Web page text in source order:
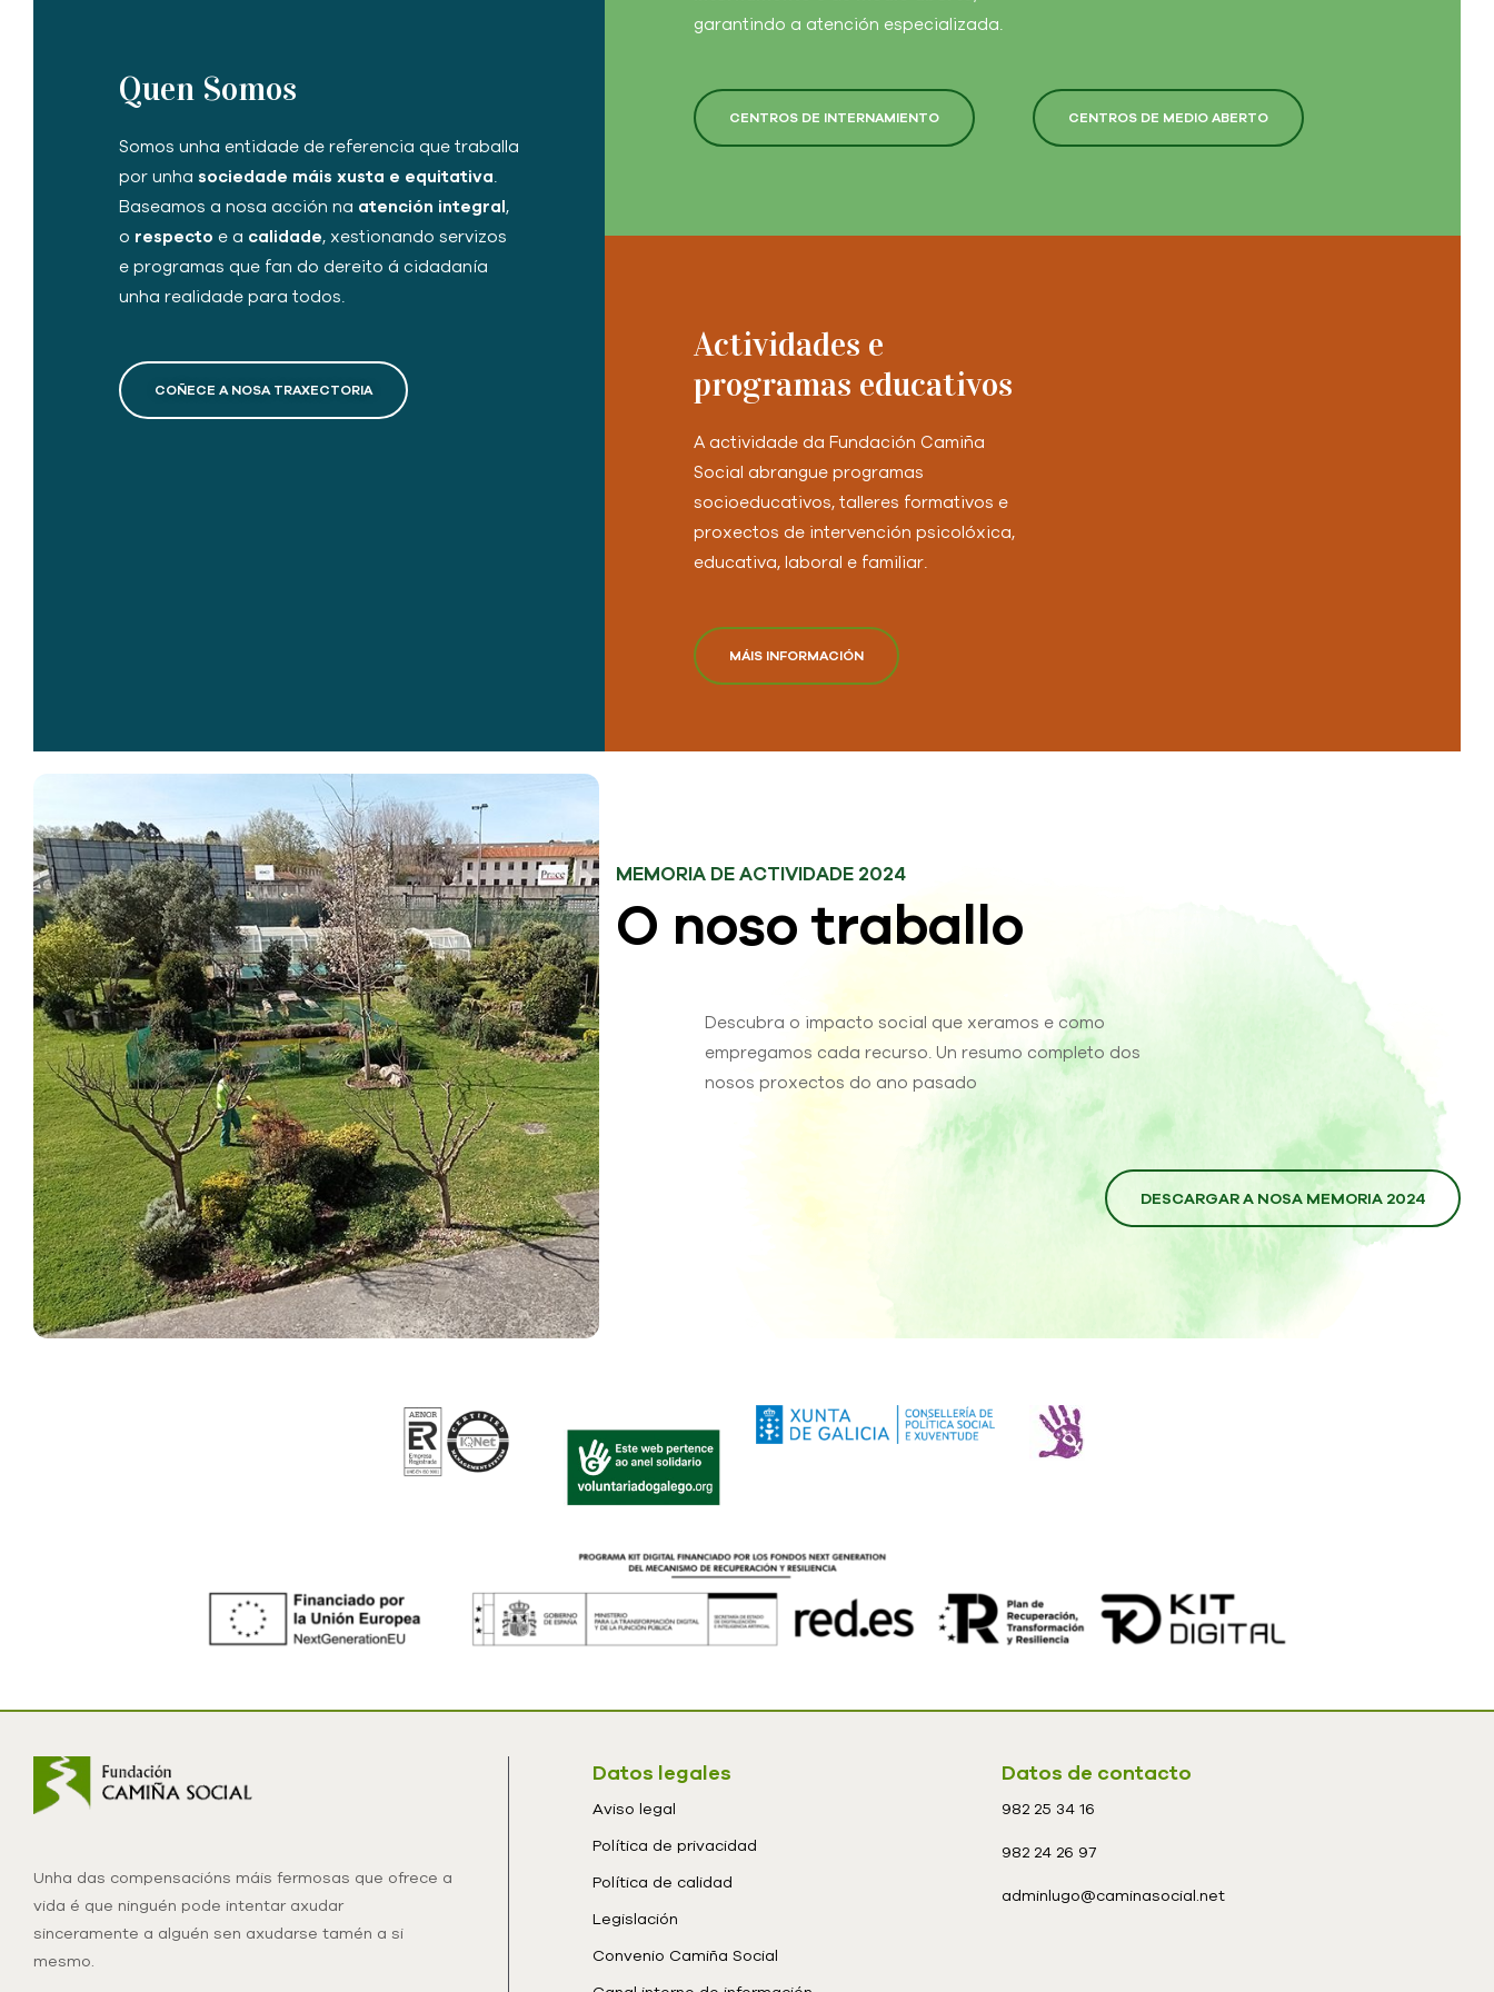
Quen Somos
Somos unha entidade de referencia que traballa
por unha sociedade máis xusta e equitativa
Baseamos a nosa acción na atención integral,
o respecto e a calidade, xestionando servizos
e programas que fan do dereito á cidadanía
unha realidade para todos.
COÑECE A NOSA TRAXECTORIA
garantindo a atención especializada.
CENTROS DE INTERNAMIENTO CENTROS DE MEDIO ABERTO
Actividades e
programas educativos
A actividade da Fundación Camiña
Social abrangue programas
socioeducativos, talleres formativos e
proxectos de intervención psicolóxica,
educativa, laboral e familiar.
MÁIS INFORMACIÓN
MEMORIA DE ACTIVIDADE 2024
O noso traballo
Descubra o impacto social que xeramos e como
empregamos cada recurso. Un resumo completo dos
nosos proxectos do ano pasado
DESCARGAR A NOSA MEMORIA 2024
Unha das compensacións máis fermosas que ofrece a
vida é que ninguén pode intentar axudar
sinceramente a alguén sen axudarse tamén a si
mesmo.
Datos legales
Aviso legal
Política de privacidad
Política de calidad
Legislación
Convenio Camiña Social
Datos de contacto
982 25 34 16
982 24 26 97
adminlugo@caminasocial.net